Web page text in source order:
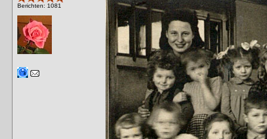
Berichten: 1081